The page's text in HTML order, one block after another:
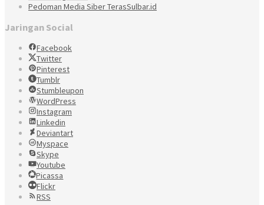
Pedoman Media Siber TerasSulbar.id
Jaringan Social
Facebook
Twitter
Pinterest
Tumblr
Stumbleupon
WordPress
Instagram
Linkedin
Deviantart
Myspace
Skype
Youtube
Picassa
Flickr
RSS